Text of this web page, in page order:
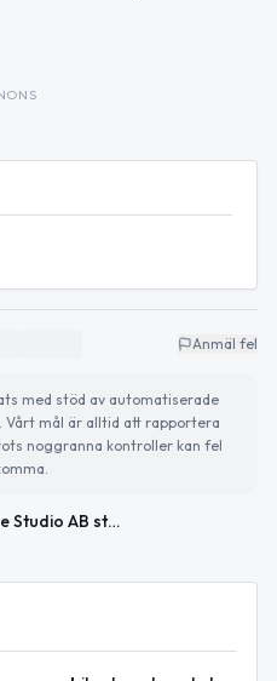
Anmäl fel
med stöd av automatiserade
Vårt mål är alltid att rapportera
noggranna kontroller kan fel
GlansTek Skåne Studio AB startar fordonsvårdsverksamhet